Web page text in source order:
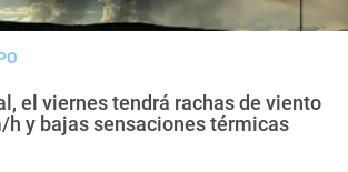
el viernes tendrá rachas de viento
h y bajas sensaciones térmicas